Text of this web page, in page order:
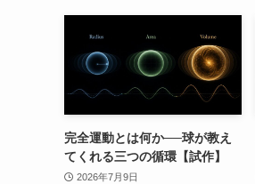
完全運動とは何か──球が教え
てくれる三つの循環【試作】
2026年7月9日